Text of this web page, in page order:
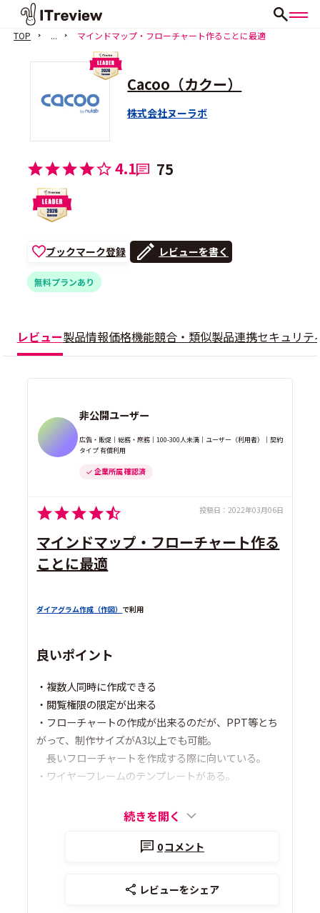
TOP ... マインドマップ・フローチャート作ることに最適
Cacoo（カクー）
株式会社ヌーラボ
4.1 75
ブックマーク登録 レビューを書く
無料プランあり
レビュー製品情報価格機能競合・類似製品連携セキュリテ
非公開ユーザー
広告・販促｜総務・庶務｜100-300人未満｜ユーザー（利用者）｜契約
タイプ 有償利用
企業所属 確認済
投稿日： 2022年03月06日
マインドマップ・フローチャート作る
ことに最適
ダイアグラム作成（作図） で利用
良いポイント
・複数人同時に作成できる
・閲覧権限の限定が出来る
・フローチャートの作成が出来るのだが、PPT等とち
がって、制作サイズがA3以上でも可能。
長いフローチャートを作成する際に向いている。
・ワイヤーフレームのテンプレートがある。
続きを開く
0コメント
レビューをシェア